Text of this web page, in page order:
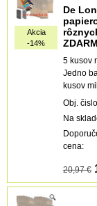
Akcia
-14%
De
5 kusov
Jedno
kusov
Obj.
Na
cena:
20,97 €